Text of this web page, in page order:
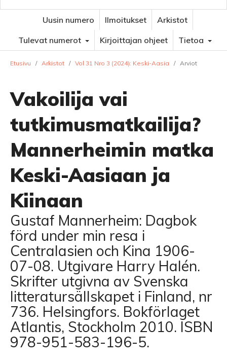
Uusin numero Ilmoitukset
Arkistot
Tulevat numerot
Kirjoittajan ohjeet Tietoa
Etusivu / Arkistot / Vol 31 Nro 3 (2024): Keski-Aasia / Arviot
Vakoilija vai
tutkimusmatkailija?
Mannerheimin matka
Keski-Aasiaan ja
Kiinaan
Gustaf Mannerheim: Dagbok
förd under min resa i
Centralasien och Kina 1906-
07-08. Utgivare Harry Halén.
Skrifter utgivna av Svenska
litteratursällskapet i Finland, nr
736. Helsingfors. Bokförlaget
Atlantis, Stockholm 2010. ISBN
978-951-583-196-5.